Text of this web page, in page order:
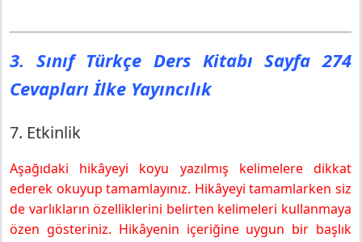
3. Sınıf Türkçe Ders Kitabı Sayfa 274
Cevapları İlke Yayıncılık
7. Etkinlik
Aşağıdaki hikâyeyi koyu yazılmış kelimelere dikkat
ederek okuyup tamamlayınız. Hikâyeyi tamamlarken siz
de varlıkların özelliklerini belirten kelimeleri kullanmaya
özen gösteriniz. Hikâyenin içeriğine uygun bir başlık